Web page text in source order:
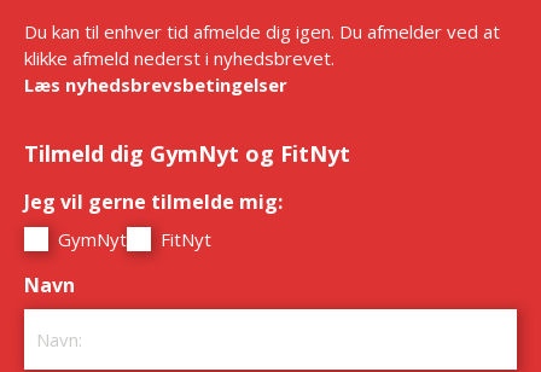
Du kan til enhver tid afmelde dig igen. Du afmelder ved at
klikke afmeld nederst i nyhedsbrevet.
Læs nyhedsbrevsbetingelser
Tilmeld dig GymNyt og FitNyt
Jeg vil gerne tilmelde mig:
GymNyt FitNyt
Navn